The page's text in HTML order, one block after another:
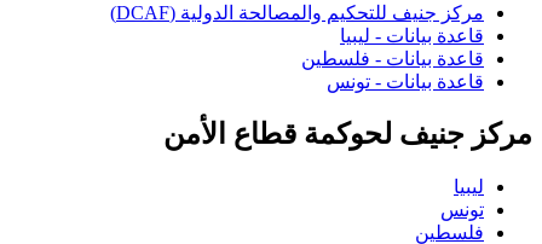
مركز جنيف للتحكيم والمصالحة الدولية (DCAF)
قاعدة بيانات - ليبيا
قاعدة بيانات - فلسطين
قاعدة بيانات - تونس
مركز جنيف لحوكمة قطاع الأمن
ليبيا
تونس
فلسطين